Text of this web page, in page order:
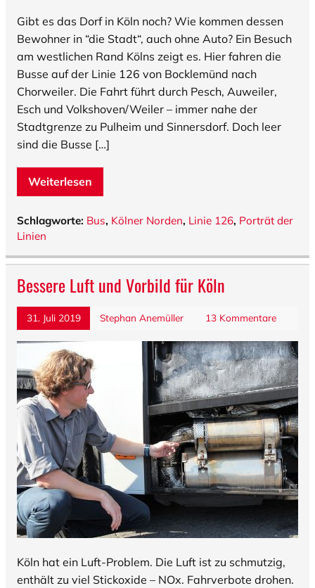
Gibt es das Dorf in Köln noch? Wie kommen dessen
Bewohner in “die Stadt“, auch ohne Auto? Ein Besuch
am westlichen Rand Kölns zeigt es. Hier fahren die
Busse auf der Linie 126 von Bocklemünd nach
Chorweiler. Die Fahrt führt durch Pesch, Auweiler,
Esch und Volkshoven/Weiler – immer nahe der
Stadtgrenze zu Pulheim und Sinnersdorf. Doch leer
sind die Busse […]
Weiterlesen
Schlagworte: Bus, Kölner Norden, Linie 126, Porträt der
Linien
Bessere Luft und Vorbild für Köln
31. Juli 2019 Stephan Anemüller 13 Kommentare
Köln hat ein Luft-Problem. Die Luft ist zu schmutzig,
enthält zu viel Stickoxide – NOx. Fahrverbote drohen.